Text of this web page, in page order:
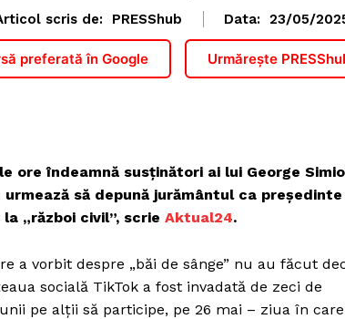
scris de: PRESShub Data: 23/05/
preferată în Google Urmărește
îndeamnă susținători ai lui George
să depună jurământul ca
„război civil”, scrie Aktual24.
a vorbit despre „băi de sânge” nu au făcut
socială TikTok a fost invadată de zeci de
pe alții să participe, pe 26 mai – ziua în care